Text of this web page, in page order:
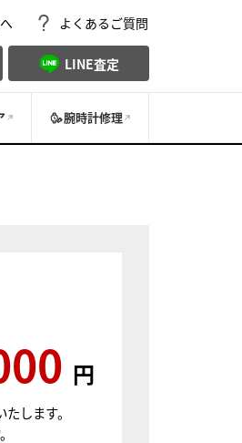
よくあるご質問
LINE査定
腕時計修理
円
します。